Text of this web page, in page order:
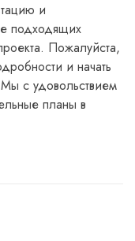
и
подходящих
Пожалуйста,
и начать
с удовольствием
планы в